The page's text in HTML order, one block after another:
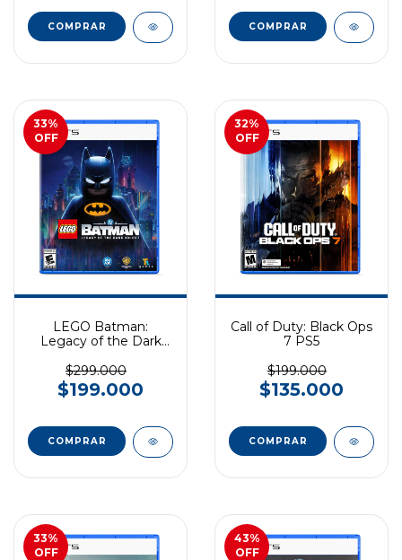
COMPRAR COMPRAR
33%
OFF
LEGO Batman:
Legacy of the Dark
PS5
$299.000
$199.000
COMPRAR
32%
OFF
Call of Duty: Black Ops
7 PS5
$199.000
$135.000
COMPRAR
33%
OFF
43%
OFF